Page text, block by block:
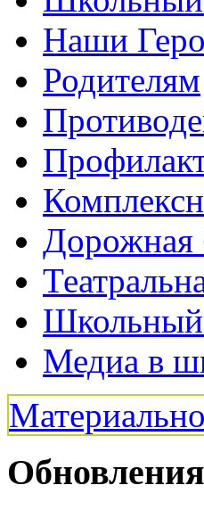
Наши
Родителям
Дорожная
Медиа в